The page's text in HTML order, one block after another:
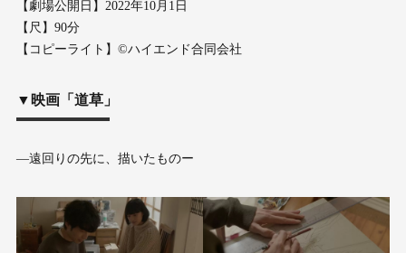
【劇場公開日】2022年10月1日
【尺】90分
【コピーライト】©︎ハイエンド合同会社
▼映画「道草」
―遠回りの先に、描いたものー